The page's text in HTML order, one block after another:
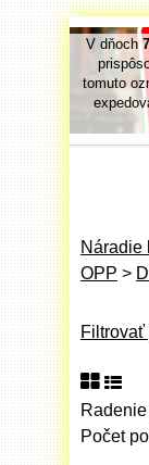
,
za
V dňoch
tomuto
Náradie
OPP >
Filtrovať
Počet